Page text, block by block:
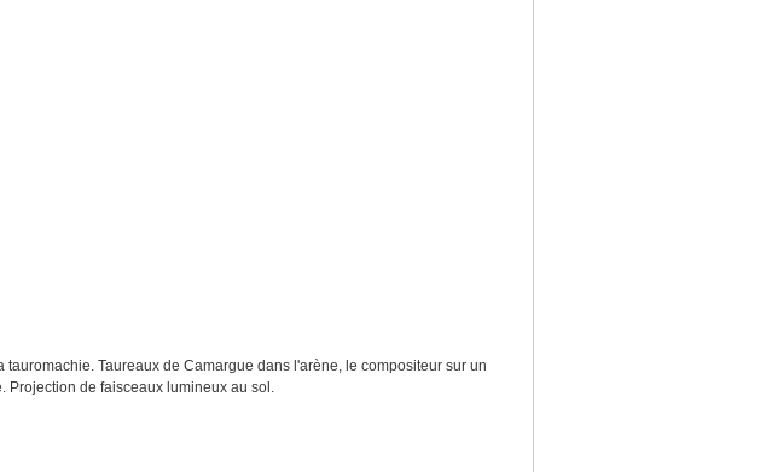
Taureaux de Camargue dans l'arène, le compositeur sur un
Projection de faisceaux lumineux au sol.